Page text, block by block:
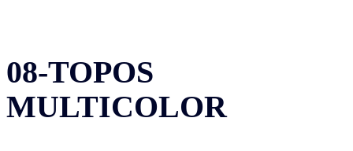
08-TOPOS
MULTICOLOR